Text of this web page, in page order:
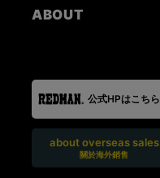
ABOUT
公式HPはこちら
about overseas sales
關於海外銷售